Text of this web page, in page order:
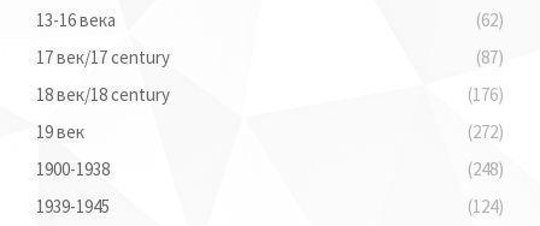
13-16 века
(62)
17 век/17 century
(87)
18 век/18 century
(176)
19 век
(272)
1900-1938
(248)
1939-1945
(124)